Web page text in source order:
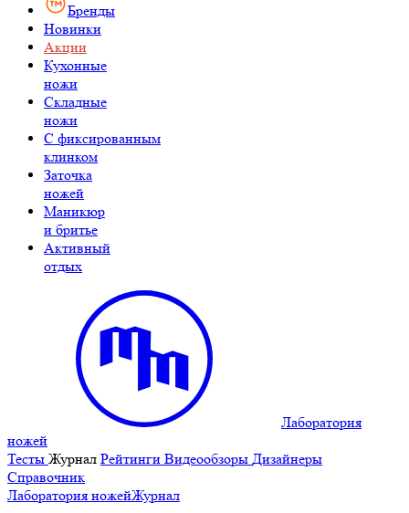
Бренды
Новинки
Акции
Кухонные
ножи
Складные
ножи
C фиксированным
клинком
Заточка
ножей
Маникюр
и бритье
Активный
отдых
Лаборатория
ножей
Тесты Журнал Рейтинги Видеообзоры Дизайнеры
Справочник
Лаборатория ножейЖурнал